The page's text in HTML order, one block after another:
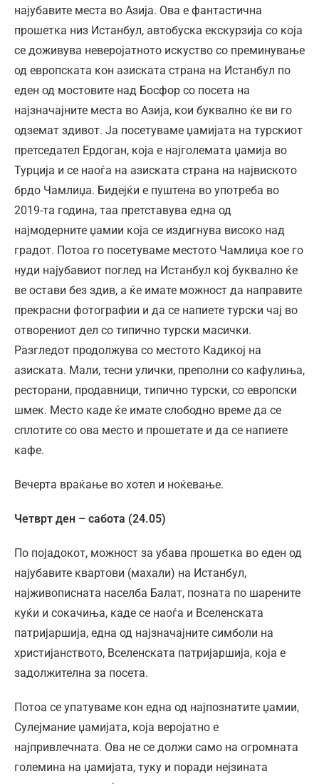
најубавите места во Азија. Ова е фантастична
прошетка низ Истанбул, автобуска екскурзија со која
се доживува неверојатното искуство со преминување
од европската кон азиската страна на Истанбул по
еден од мостовите над Босфор со посета на
најзначајните места во Азија, кои буквално ќе ви го
одземат здивот. Ја посетуваме џамијата на турскиот
претседател Ердоган, која е најголемата џамија во
Турција и се наоѓа на азиската страна на највиското
брдо Чамлиџа. Бидејќи е пуштена во употреба во
2019-та година, таа претставува една од
најмодерните џамии која се издигнува високо над
градот. Потоа го посетуваме местото Чамлиџа кое го
нуди најубавиот поглед на Истанбул кој буквално ќе
ве остави без здив, а ќе имате можност да направите
прекрасни фотографии и да се напиете турски чај во
отворениот дел со типично турски масички.
Разгледот продолжува со местото Кадикој на
азиската. Мали, тесни улички, преполни со кафулиња,
ресторани, продавници, типично турски, со европски
шмек. Место каде ќе имате слободно време да се
сплотите со ова место и прошетате и да се напиете
кафе.
Вечерта враќање во хотел и ноќевање.
Четврт ден – сабота (24.05)
По појадокот, можност за убава прошетка во еден од
најубавите квартови (махали) на Истанбул,
најживописната населба Балат, позната по шарените
куќи и сокачиња, каде се наоѓа и Вселенската
патријаршија, една од најзначајните симболи на
христијанството, Вселенската патријаршија, која е
задолжителна за посета.
Потоа се упатуваме кон една од најпознатите џамии,
Сулејмание џамијата, која веројатно е
најпривлечната. Ова не се должи само на огромната
големина на џамијата, туку и поради нејзината